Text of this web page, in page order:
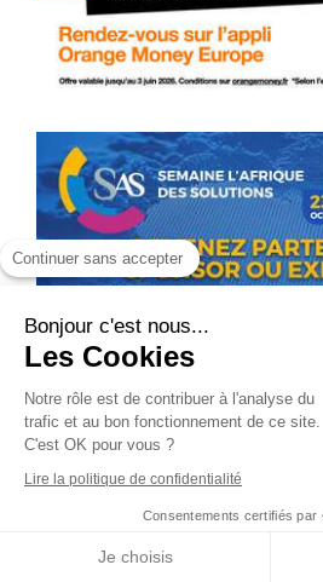
Continuer sans accepter
Bonjour c'est nous...
Les Cookies
Notre rôle est de contribuer à l'analyse du
trafic et au bon fonctionnement de ce site.
C'est OK pour vous ?
Lire la politique de confidentialité
Consentements certifiés par
Je choisis